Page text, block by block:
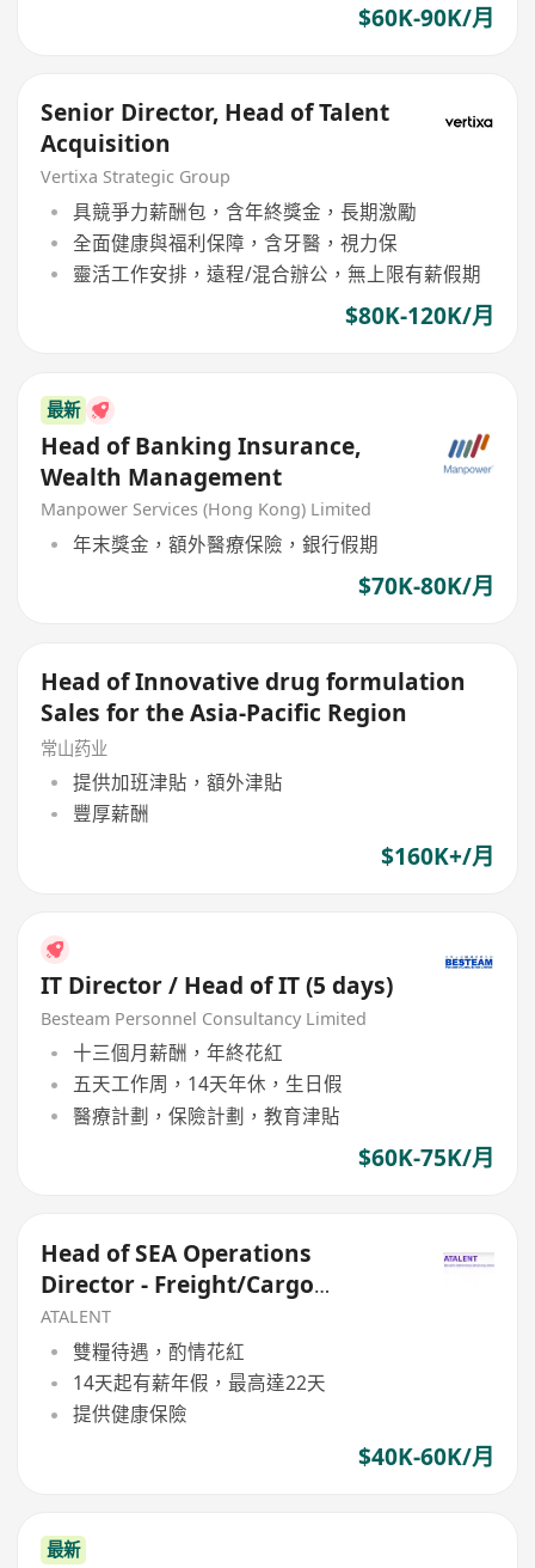
$60K-90K/月
Senior Director, Head of Talent
Acquisition
Vertixa Strategic Group
具競爭力薪酬包，含年終獎金，長期激勵
全面健康與福利保障，含牙醫，視力保
靈活工作安排，遠程/混合辦公，無上限有薪假期
$80K-120K/月
最新
Head of Banking Insurance,
Wealth Management
Manpower Services (Hong Kong) Limited
年末獎金，額外醫療保險，銀行假期
$70K-80K/月
Head of Innovative drug formulation
Sales for the Asia-Pacific Region
常山药业
提供加班津貼，額外津貼
豐厚薪酬
$160K+/月
IT Director / Head of IT (5 days)
Besteam Personnel Consultancy Limited
十三個月薪酬，年終花紅
五天工作周，14天年休，生日假
醫療計劃，保險計劃，教育津貼
$60K-75K/月
Head of SEA Operations
Director - Freight/Cargo
Forwarding
ATALENT
雙糧待遇，酌情花紅
14天起有薪年假，最高達22天
提供健康保險
$40K-60K/月
最新